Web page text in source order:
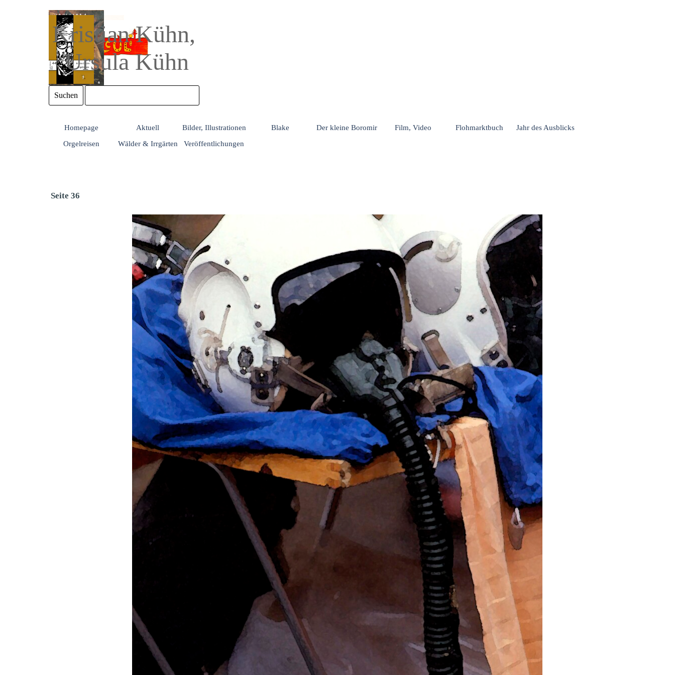
Kristian Kühn,
Ursula Kühn
Suchen
Menü überspringen
Homepage Aktuell Bilder, Illustrationen Blake Der kleine Boromir Film, Video Flohmarktbuch
Jahr des Ausblicks
Orgelreisen
Wälder & Irrgärten Veröffentlichungen
Seite 36